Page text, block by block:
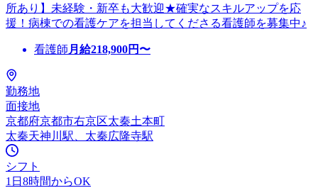
所あり】未経験・新卒も大歓迎★確実なスキルアップを応
援！病棟での看護ケアを担当してくださる看護師を募集中♪
看護師 月給218,900円〜
勤務地
面接地
京都府京都市右京区太秦土本町
太秦天神川駅、太秦広隆寺駅
シフト
1日8時間からOK